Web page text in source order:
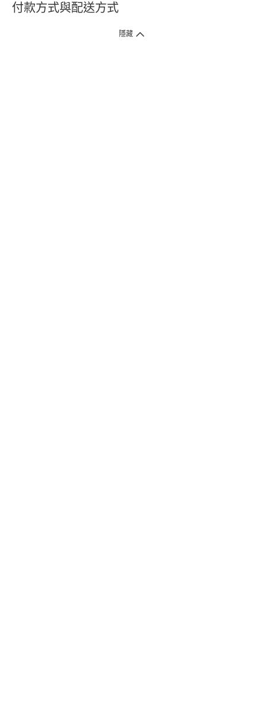
付款方式與配送方式
隱藏